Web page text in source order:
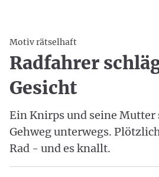
Motiv rätselhaft
Radfahrer
Gesicht
Ein Knirps und seine Mutter
Gehweg unterwegs.
Rad - und es knallt.